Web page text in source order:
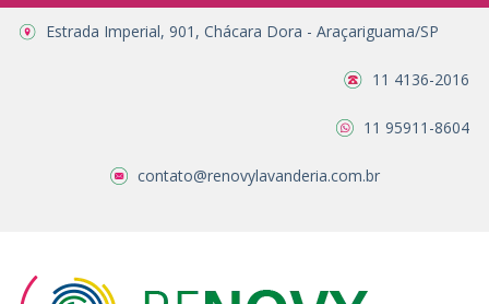
Estrada Imperial, 901, Chácara Dora - Araçariguama/SP
11 4136-2016
11 95911-8604
contato@renovylavanderia.com.br